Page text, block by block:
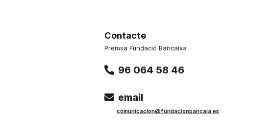
Contacte
Premsa Fundació Bancaixa
96 064 58 46
email
comunicacion@fundacionbancaja.es